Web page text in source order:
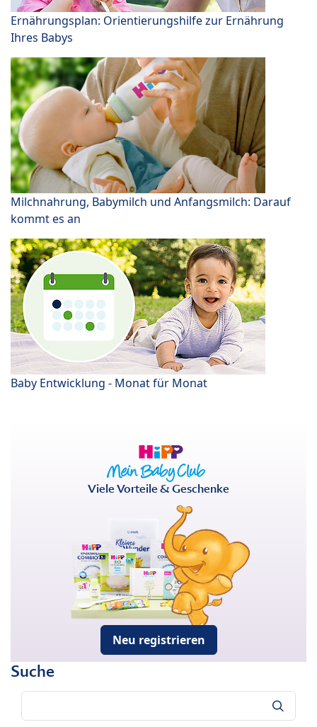
Ernährungsplan: Orientierungshilfe zur Ernährung
Ihres Babys
Milchnahrung, Babymilch und Anfangsmilch: Darauf
kommt es an
Baby Entwicklung - Monat für Monat
Viele Vorteile & Geschenke
Neu registrieren
Suche